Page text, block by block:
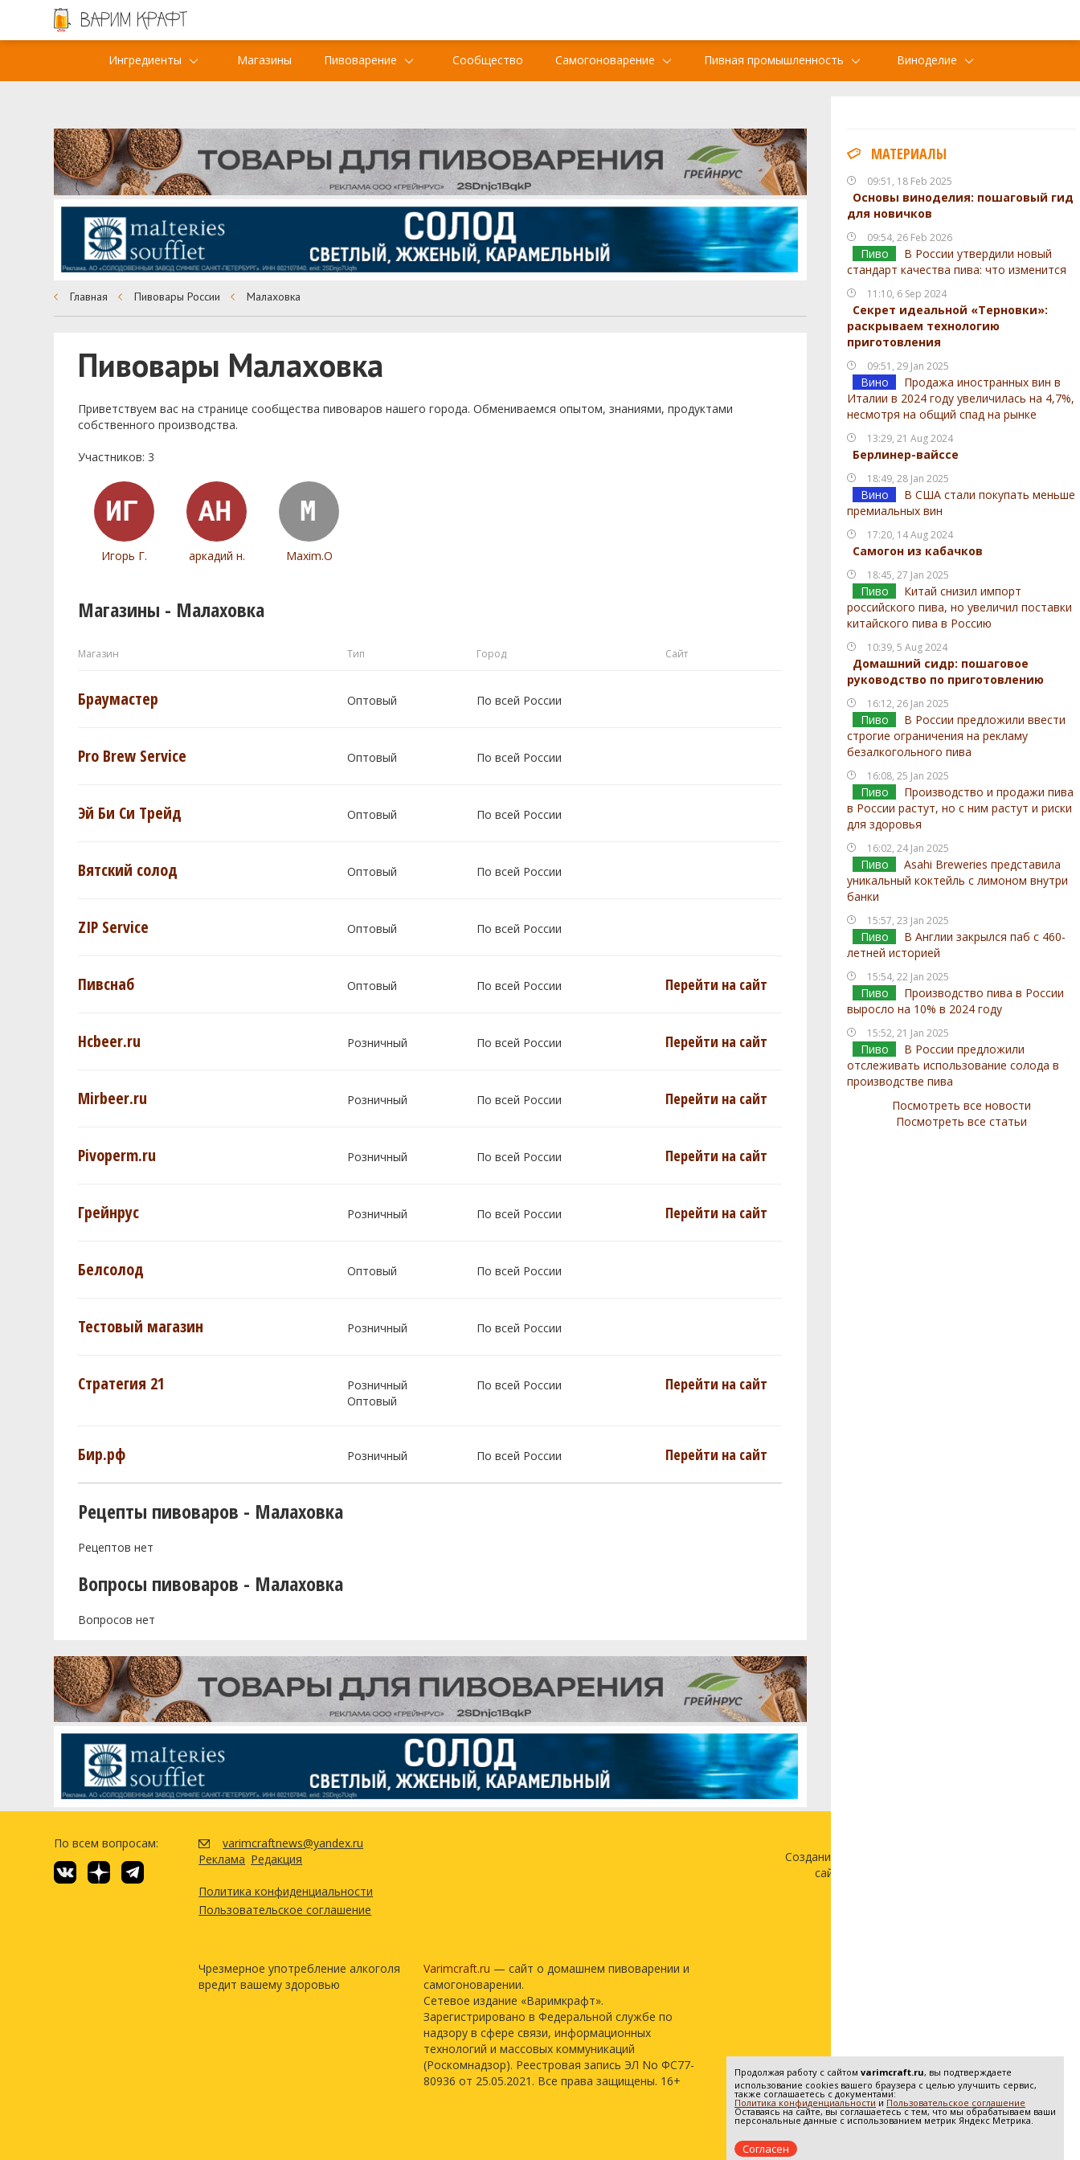
Ингредиенты Магазины Пивоварение Сообщество Самогоноварение Пивная промышленность Виноделие
МАТЕРИАЛЫ
09:51, 18 Feb 2025
Основы виноделия: пошаговый гид
для новичков
09:54, 26 Feb 2026
Пиво
В России утвердили новый
стандарт качества пива: что изменится
11:10, 6 Sep 2024
Секрет идеальной «Терновки»:
раскрываем технологию
приготовления
09:51, 29 Jan 2025
Вино
Продажа иностранных вин в
Италии в 2024 году увеличилась на 4,7%,
несмотря на общий спад на рынке
13:29, 21 Aug 2024
Берлинер-вайссе
18:49, 28 Jan 2025
Вино
В США стали покупать меньше
премиальных вин
17:20, 14 Aug 2024
Самогон из кабачков
18:45, 27 Jan 2025
Пиво
Китай снизил импорт
российского пива, но увеличил поставки
китайского пива в Россию
10:39, 5 Aug 2024
Домашний сидр: пошаговое
руководство по приготовлению
16:12, 26 Jan 2025
Пиво
В России предложили ввести
строгие ограничения на рекламу
безалкогольного пива
16:08, 25 Jan 2025
Пиво
Производство и продажи пива
в России растут, но с ним растут и риски
для здоровья
16:02, 24 Jan 2025
Пиво
Asahi Breweries представила
уникальный коктейль с лимоном внутри
банки
15:57, 23 Jan 2025
Пиво
В Англии закрылся паб с 460-
летней историей
15:54, 22 Jan 2025
Пиво
Производство пива в России
выросло на 10% в 2024 году
15:52, 21 Jan 2025
Пиво
В России предложили
отслеживать использование солода в
производстве пива
Посмотреть все новости
Посмотреть все статьи
Главная Пивовары России Малаховка
Пивовары Малаховка
Приветствуем ваc на странице сообщества пивоваров нашего города. Обмениваемся опытом, знаниями, продуктами
собственного производства.
Участников: 3
Игорь Г. аркадий н. Maxim.O
Магазины - Малаховка
Магазин Тип Город Сайт
Браумастер Оптовый По всей России
Pro Brew Service Оптовый По всей России
Эй Би Си Трейд Оптовый По всей России
Вятский солод Оптовый По всей России
ZIP Service Оптовый По всей России
Пивснаб Оптовый По всей России Перейти на сайт
Hcbeer.ru Розничный По всей России Перейти на сайт
Mirbeer.ru Розничный По всей России Перейти на сайт
Pivoperm.ru Розничный По всей России Перейти на сайт
Грейнрус Розничный По всей России Перейти на сайт
Белсолод Оптовый По всей России
Тестовый магазин Розничный По всей России
Стратегия 21
Розничный
Оптовый
По всей России Перейти на сайт
Бир.рф Розничный По всей России Перейти на сайт
Рецепты пивоваров - Малаховка
Рецептов нет
Вопросы пивоваров - Малаховка
Вопросов нет
По всем вопросам:
varimcraftnews@yandex.ru
Реклама Редакция
Политика конфиденциальности
Пользовательское соглашение
Чрезмерное употребление алкоголя
вредит вашему здоровью
Varimcraft.ru — сайт о домашнем пивоварении и
самогоноварении.
Сетевое издание «Варимкрафт».
Зарегистрировано в Федеральной службе по
надзору в сфере связи, информационных
технологий и массовых коммуникаций
(Роскомнадзор). Реестровая запись ЭЛ No ФС77-
80936 от 25.05.2021. Все права защищены. 16+
Создание и продвижение
сайта —
Продолжая работу с сайтом varimcraft.ru, вы подтверждаете
использование cookies вашего браузера с целью улучшить сервис,
также соглашаетесь с документами:
Политика конфиденциальности и Пользовательское соглашение
Оставаясь на сайте, вы соглашаетесь с тем, что мы обрабатываем ваши
персональные данные с использованием метрик Яндекс Метрика.
Согласен